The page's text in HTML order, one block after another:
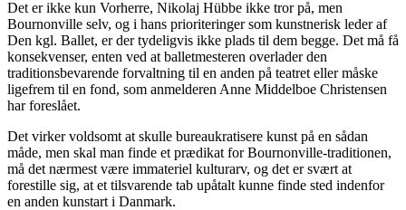
Det er ikke kun Vorherre, Nikolaj Hübbe ikke tror på, men
Bournonville selv, og i hans prioriteringer som kunstnerisk leder af
Den kgl. Ballet, er der tydeligvis ikke plads til dem begge. Det må få
konsekvenser, enten ved at balletmesteren overlader den
traditionsbevarende forvaltning til en anden på teatret eller måske
ligefrem til en fond, som anmelderen Anne Middelboe Christensen
har foreslået.
Det virker voldsomt at skulle bureaukratisere kunst på en sådan
måde, men skal man finde et prædikat for Bournonville-traditionen,
må det nærmest være immateriel kulturarv, og det er svært at
forestille sig, at et tilsvarende tab upåtalt kunne finde sted indenfor
en anden kunstart i Danmark.